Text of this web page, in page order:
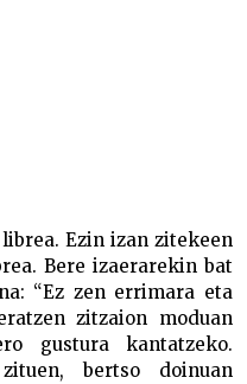
Ezin izan zitekeen
Bere izaerarekin bat
“Ez zen errimara eta
zitzaion moduan
gustura kantatzeko.
bertso doinuan